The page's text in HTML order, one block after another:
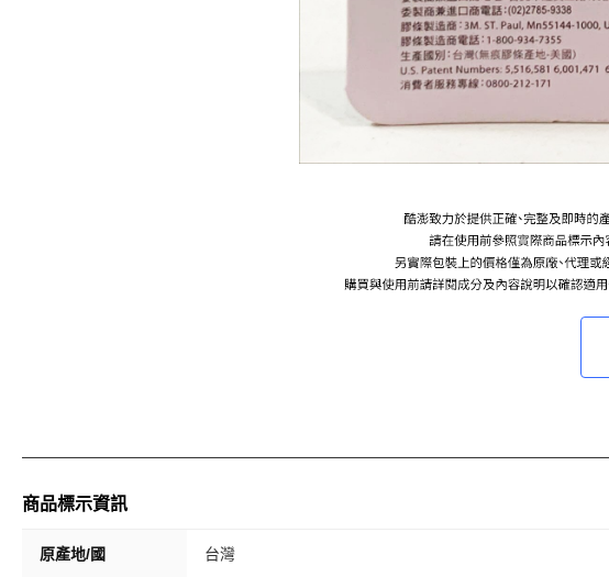
商品標示資訊
原產地/國 台灣